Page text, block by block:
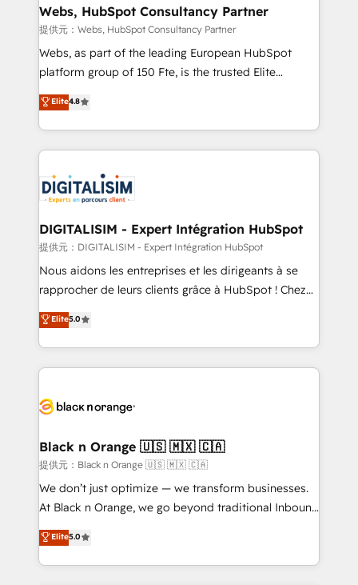
and build using HubSpot 🔌 Integrating HubSpot
with other systems 🎓 Training your teams to be
HubSpot pros 📊 Lead generation services using
HubSpot Why us? - SIX HubSpot Accreditations -
CRM, Solutions Architecture, Onboarding , Data
Migration, Custom Integration & Platform
team of 25+ experts Contact us today to help you
get more from your investment in HubSpot.
Webs, HubSpot Consultancy Partner
提供元：Webs, HubSpot Consultancy Partner
Webs, as part of the leading European HubSpot
platform group of 150 Fte, is the trusted Elite
HubSpot CRM Partner offering you a roadmap on
maximizing EBITDA and achieving Commercial
Excellence. With our targeted processes, we
strengthen your digital transformation and minimize
Implementation partner, we provide expertise to
drive your business forward. Since 2015 we are fully
dedicated to HubSpot and with an experienced
team (50+), we work with reputable companies in
B2B sectors such as manufacturing, SaaS and
business services. We prepare a customized
impact of your digital transformation, including a
detailed financial rationale with a focus on ROI and
embark on a transformational journey that sets your
business up for long-term success. Unlock your
business. If not now, when?
Elite4.8
DIGITALISIM - Expert Intégration HubSpot
提供元：DIGITALISIM - Expert Intégration HubSpot
Nous aidons les entreprises et les dirigeants à se
rapprocher de leurs clients grâce à HubSpot ! Chez
DIGITALISIM, nous avons l'intime conviction que la
réussite des entreprises passe par l’innovation web,
le marketing digital, et la relation client ! C'est
pourquoi, nos experts sont à la fois capables de
référencement, votre stratégie digitale et le pilotage
projet HubSpot avec DIGITALISIM : 🧽 Nettoyage,
migration et intégration des bases de données. 🚀
Développement des interfaces avec vos logiciels
métiers ⚙️ Configuration de la plateforme HubSpot
Book Process & Guidelines utilisateurs 🎓
Formations des utilisateurs
Elite5.0
Black n Orange 🇺🇸 🇲🇽 🇨🇦
提供元：Black n Orange 🇺🇸 🇲🇽 🇨🇦
We don’t just optimize — we transform businesses.
At Black n Orange, we go beyond traditional Inbound
Marketing with our exclusive methodologies:
BOOMS and BOOST. Together, they form a powerful
combination that has driven success for over 800
Elite5.0